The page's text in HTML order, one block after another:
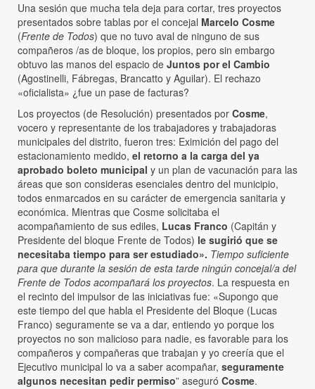
Una sesión que mucha tela deja para cortar, tres proyectos
presentados sobre tablas por el concejal Marcelo Cosme
(Frente de Todos) que no tuvo aval de ninguno de sus
compañeros /as de bloque, los propios, pero sin embargo
obtuvo las manos del espacio de Juntos por el Cambio
(Agostinelli, Fábregas, Brancatto y Aguilar). El rechazo
«oficialista» ¿fue un pase de facturas?
Los proyectos (de Resolución) presentados por Cosme,
vocero y representante de los trabajadores y trabajadoras
municipales del distrito, fueron tres: Eximición del pago del
estacionamiento medido, el retorno a la carga del ya
aprobado boleto municipal y un plan de vacunación para las
áreas que son consideras esenciales dentro del municipio,
todos enmarcados en su carácter de emergencia sanitaria y
económica. Mientras que Cosme solicitaba el
acompañamiento de sus ediles, Lucas Franco (Capitán y
Presidente del bloque Frente de Todos) le sugirió que se
necesitaba tiempo para ser estudiado». Tiempo suficiente
para que durante la sesión de esta tarde ningún concejal/a del
Frente de Todos acompañará los proyectos. La respuesta en
el recinto del impulsor de las iniciativas fue: «Supongo que
este tiempo del que habla el Presidente del Bloque (Lucas
Franco) seguramente se va a dar, entiendo yo porque los
proyectos no son malicioso para nadie, es favorable para los
compañeros y compañeras que trabajan y yo creería que el
Ejecutivo municipal lo va a saber acompañar, seguramente
algunos necesitan pedir permiso” aseguró Cosme.